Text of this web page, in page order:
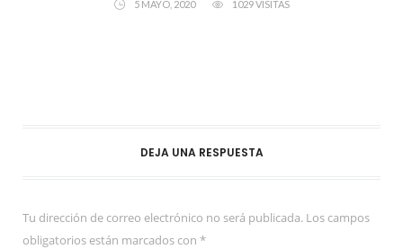
5 MAYO, 2020 1029 VISITAS
DEJA UNA RESPUESTA
Tu dirección de correo electrónico no será publicada. Los campos
obligatorios están marcados con *